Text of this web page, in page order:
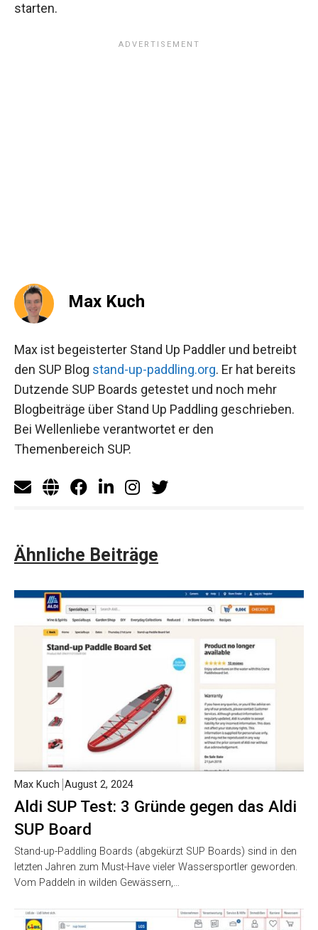
starten.
Max Kuch
Max ist begeisterter Stand Up Paddler und betreibt
den SUP Blog stand-up-paddling.org. Er hat bereits
Dutzende SUP Boards getestet und noch mehr
Blogbeiträge über Stand Up Paddling geschrieben.
Bei Wellenliebe verantwortet er den
Themenbereich SUP.
Ähnliche Beiträge
Aldi SUP Test: 3 Gründe gegen das Aldi
SUP Board
Max Kuch August 2, 2024
Stand-up-Paddling Boards (abgekürzt SUP Boards) sind in den
letzten Jahren zum Must-Have vieler Wassersportler geworden.
Vom Paddeln in wilden Gewässern,…